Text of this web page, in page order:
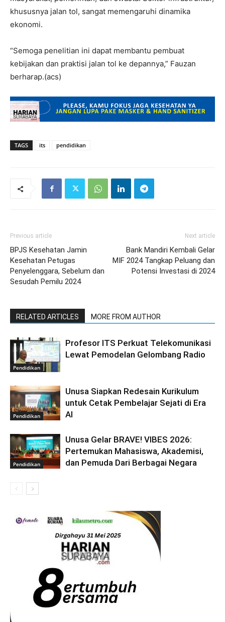
khususnya jalan tol, sangat memengaruhi dinamika
ekonomi.
“Semoga penelitian ini dapat membantu pembuat
kebijakan dan praktisi jalan tol ke depannya,” Fauzan
berharap.(acs)
TAGS its pendidikan
Previous article
BPJS Kesehatan Jamin
Kesehatan Petugas
Penyelenggara, Sebelum dan
Sesudah Pemilu 2024
Next article
Bank Mandiri Kembali Gelar
MIF 2024 Tangkap Peluang dan
Potensi Investasi di 2024
RELATED ARTICLES MORE FROM AUTHOR
Pendidikan
Profesor ITS Perkuat Telekomunikasi
Lewat Pemodelan Gelombang Radio
Pendidikan
Unusa Siapkan Redesain Kurikulum
untuk Cetak Pembelajar Sejati di Era
AI
Pendidikan
Unusa Gelar BRAVE! VIBES 2026:
Pertemukan Mahasiswa, Akademisi,
dan Pemuda Dari Berbagai Negara